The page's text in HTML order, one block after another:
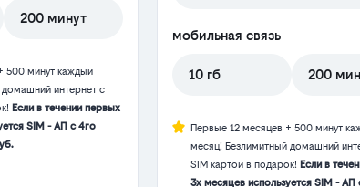
200 минут
500 минут каждый
интернет с
Если в течении первых
SIM - АП с 4го
мобильная связь
10 гб 200
Первые 12 месяцев + 500 минут
месяц! Безлимитный домашний
SIM картой в подарок! Если в
3х месяцев используется SIM - АП